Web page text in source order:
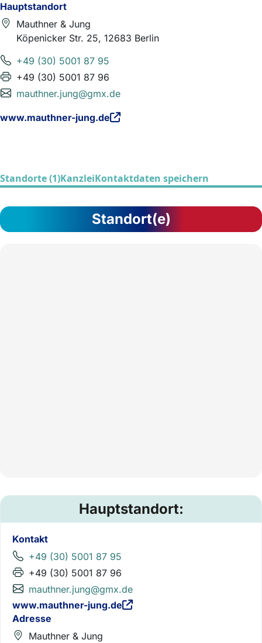
Hauptstandort
Mauthner & Jung
Köpenicker Str. 25, 12683 Berlin
+49 (30) 5001 87 95
+49 (30) 5001 87 96
mauthner.jung@gmx.de
www.mauthner-jung.de
Standorte (1)KanzleiKontaktdaten speichern
Standort(e)
Hauptstandort:
Kontakt
+49 (30) 5001 87 95
+49 (30) 5001 87 96
mauthner.jung@gmx.de
www.mauthner-jung.de
Adresse
Mauthner & Jung